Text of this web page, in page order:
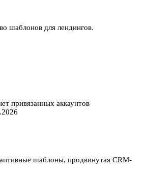
шаблонов для лендингов.
привязанных аккаунтов
шаблоны, продвинутая CRM-